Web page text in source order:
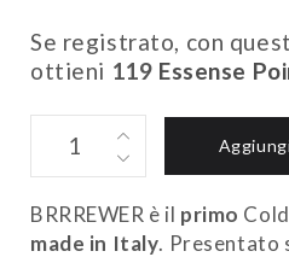
Se registrato, con
ottieni 119 Essense
CLASSIC
Ardesia
quantity
BRRREWER è il primo
made in Italy. Presentato